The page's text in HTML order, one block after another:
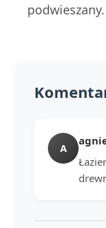
podwieszany.
A